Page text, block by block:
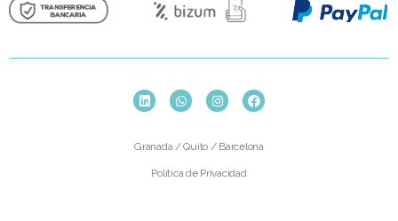
Granada / Quito / Barcelona
Política de Privacidad